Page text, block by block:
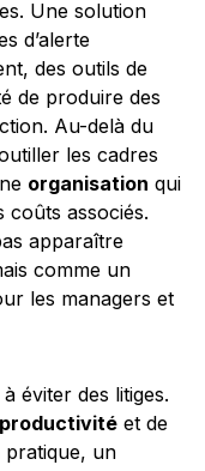
Une solution
d’alerte
des outils de
de produire des
Au-delà du
les cadres
organisation qui
coûts associés.
apparaître
comme un
les managers et
éviter des litiges.
productivité et de
pratique, un